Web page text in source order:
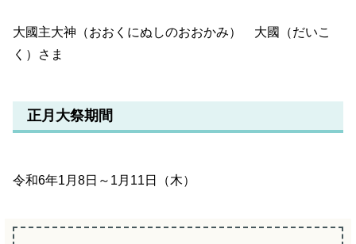
大國主大神（おおくにぬしのおおかみ） 大國（だいこ
く）さま
正月大祭期間
令和6年1月8日～1月11日（木）